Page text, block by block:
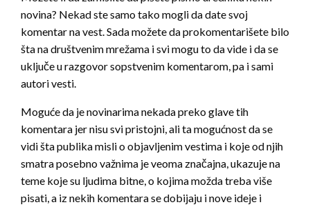
novina? Nekad ste samo tako mogli da date svoj
komentar na vest. Sada možete da prokomentarišete bilo
šta na društvenim mrežama i svi mogu to da vide i da se
uključe u razgovor sopstvenim komentarom, pa i sami
autori vesti.
Moguće da je novinarima nekada preko glave tih
komentara jer nisu svi pristojni, ali ta mogućnost da se
vidi šta publika misli o objavljenim vestima i koje od njih
smatra posebno važnima je veoma značajna, ukazuje na
teme koje su ljudima bitne, o kojima možda treba više
pisati, a iz nekih komentara se dobijaju i nove ideje i